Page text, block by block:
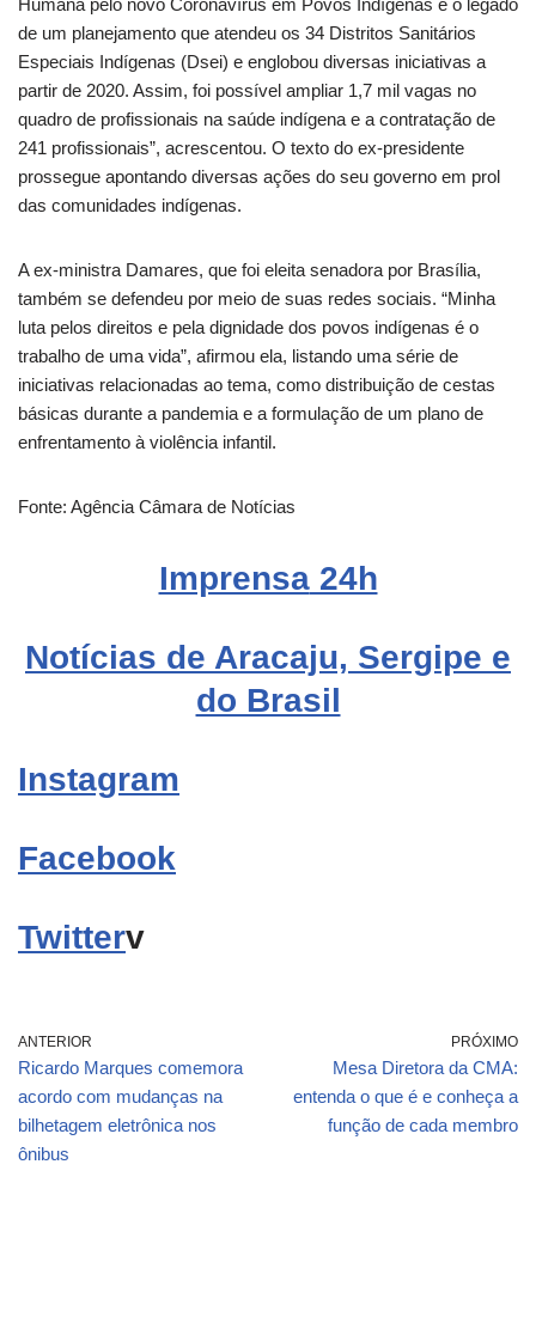
de um planejamento que atendeu os 34 Distritos Sanitários
Especiais Indígenas (Dsei) e englobou diversas iniciativas a
partir de 2020. Assim, foi possível ampliar 1,7 mil vagas no
quadro de profissionais na saúde indígena e a contratação de
241 profissionais”, acrescentou. O texto do ex-presidente
prossegue apontando diversas ações do seu governo em prol
das comunidades indígenas.
A ex-ministra Damares, que foi eleita senadora por Brasília,
também se defendeu por meio de suas redes sociais. “Minha
luta pelos direitos e pela dignidade dos povos indígenas é o
trabalho de uma vida”, afirmou ela, listando uma série de
iniciativas relacionadas ao tema, como distribuição de cestas
básicas durante a pandemia e a formulação de um plano de
enfrentamento à violência infantil.
Fonte: Agência Câmara de Notícias
Imprensa24h
Notícias de Aracaju, Sergipe e
do Brasil
Instagram
Facebook
Twitterv
ANTERIOR
Ricardo Marques comemora
acordo com mudanças na
bilhetagem eletrônica nos
ônibus
PRÓXIMO
Mesa Diretora da CMA:
entenda o que é e conheça a
função de cada membro